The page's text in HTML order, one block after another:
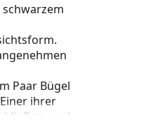
Paar Bügel
ihrer
und